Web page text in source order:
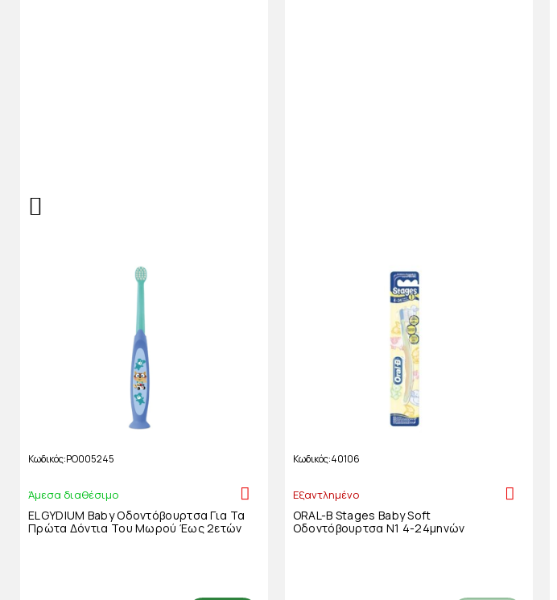
Κωδικός PO005245
Άμεσα διαθέσιμο
ELGYDIUM Baby Οδοντόβουρτσα Για Τα
Πρώτα Δόντια Του Μωρού Έως 2ετών
Κωδικός 40106
Εξαντλημένο
ORAL-B Stages Baby Soft
Οδοντόβουρτσα Ν1 4-24μηνών